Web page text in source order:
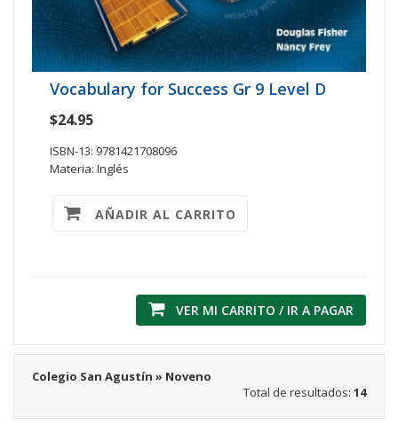
Vocabulary for Success Gr 9 Level D
$24.95
ISBN-13: 9781421708096
Materia: Inglés
AÑADIR AL CARRITO
VER MI CARRITO / IR A PAGAR
Colegio San Agustín » Noveno
Total de resultados: 14